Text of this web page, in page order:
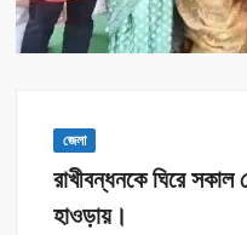
জেলা
রাখীবন্ধনকে ঘিরে
হাওড়ায়।